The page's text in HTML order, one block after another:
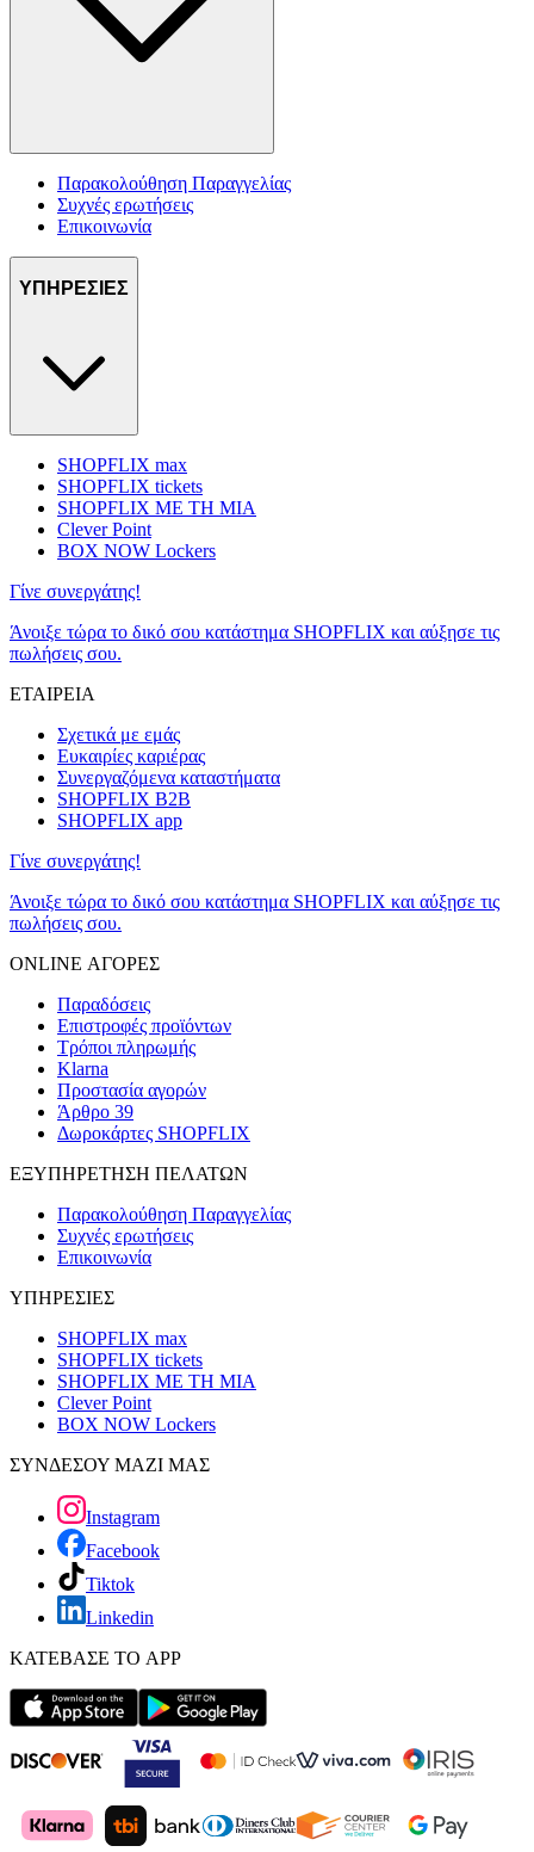
Παρακολούθηση Παραγγελίας
Συχνές ερωτήσεις
Επικοινωνία
ΥΠΗΡΕΣΙΕΣ
SHOPFLIX max
SHOPFLIX tickets
SHOPFLIX ΜΕ ΤΗ ΜΙΑ
Clever Point
BOX NOW Lockers
Γίνε συνεργάτης!
Άνοιξε τώρα το δικό σου κατάστημα SHOPFLIX και αύξησε τις
πωλήσεις σου.
ΕΤΑΙΡΕΙΑ
Σχετικά με εμάς
Ευκαιρίες καριέρας
Συνεργαζόμενα καταστήματα
SHOPFLIX B2B
SHOPFLIX app
Γίνε συνεργάτης!
Άνοιξε τώρα το δικό σου κατάστημα SHOPFLIX και αύξησε τις
πωλήσεις σου.
ONLINE ΑΓΟΡΕΣ
Παραδόσεις
Επιστροφές προϊόντων
Τρόποι πληρωμής
Klarna
Προστασία αγορών
Άρθρο 39
Δωροκάρτες SHOPFLIX
ΕΞΥΠΗΡΕΤΗΣΗ ΠΕΛΑΤΩΝ
Παρακολούθηση Παραγγελίας
Συχνές ερωτήσεις
Επικοινωνία
ΥΠΗΡΕΣΙΕΣ
SHOPFLIX max
SHOPFLIX tickets
SHOPFLIX ΜΕ ΤΗ ΜΙΑ
Clever Point
BOX NOW Lockers
ΣΥΝΔΕΣΟΥ ΜΑΖΙ ΜΑΣ
Instagram
Facebook
Tiktok
Linkedin
ΚΑΤΕΒΑΣΕ ΤΟ APP